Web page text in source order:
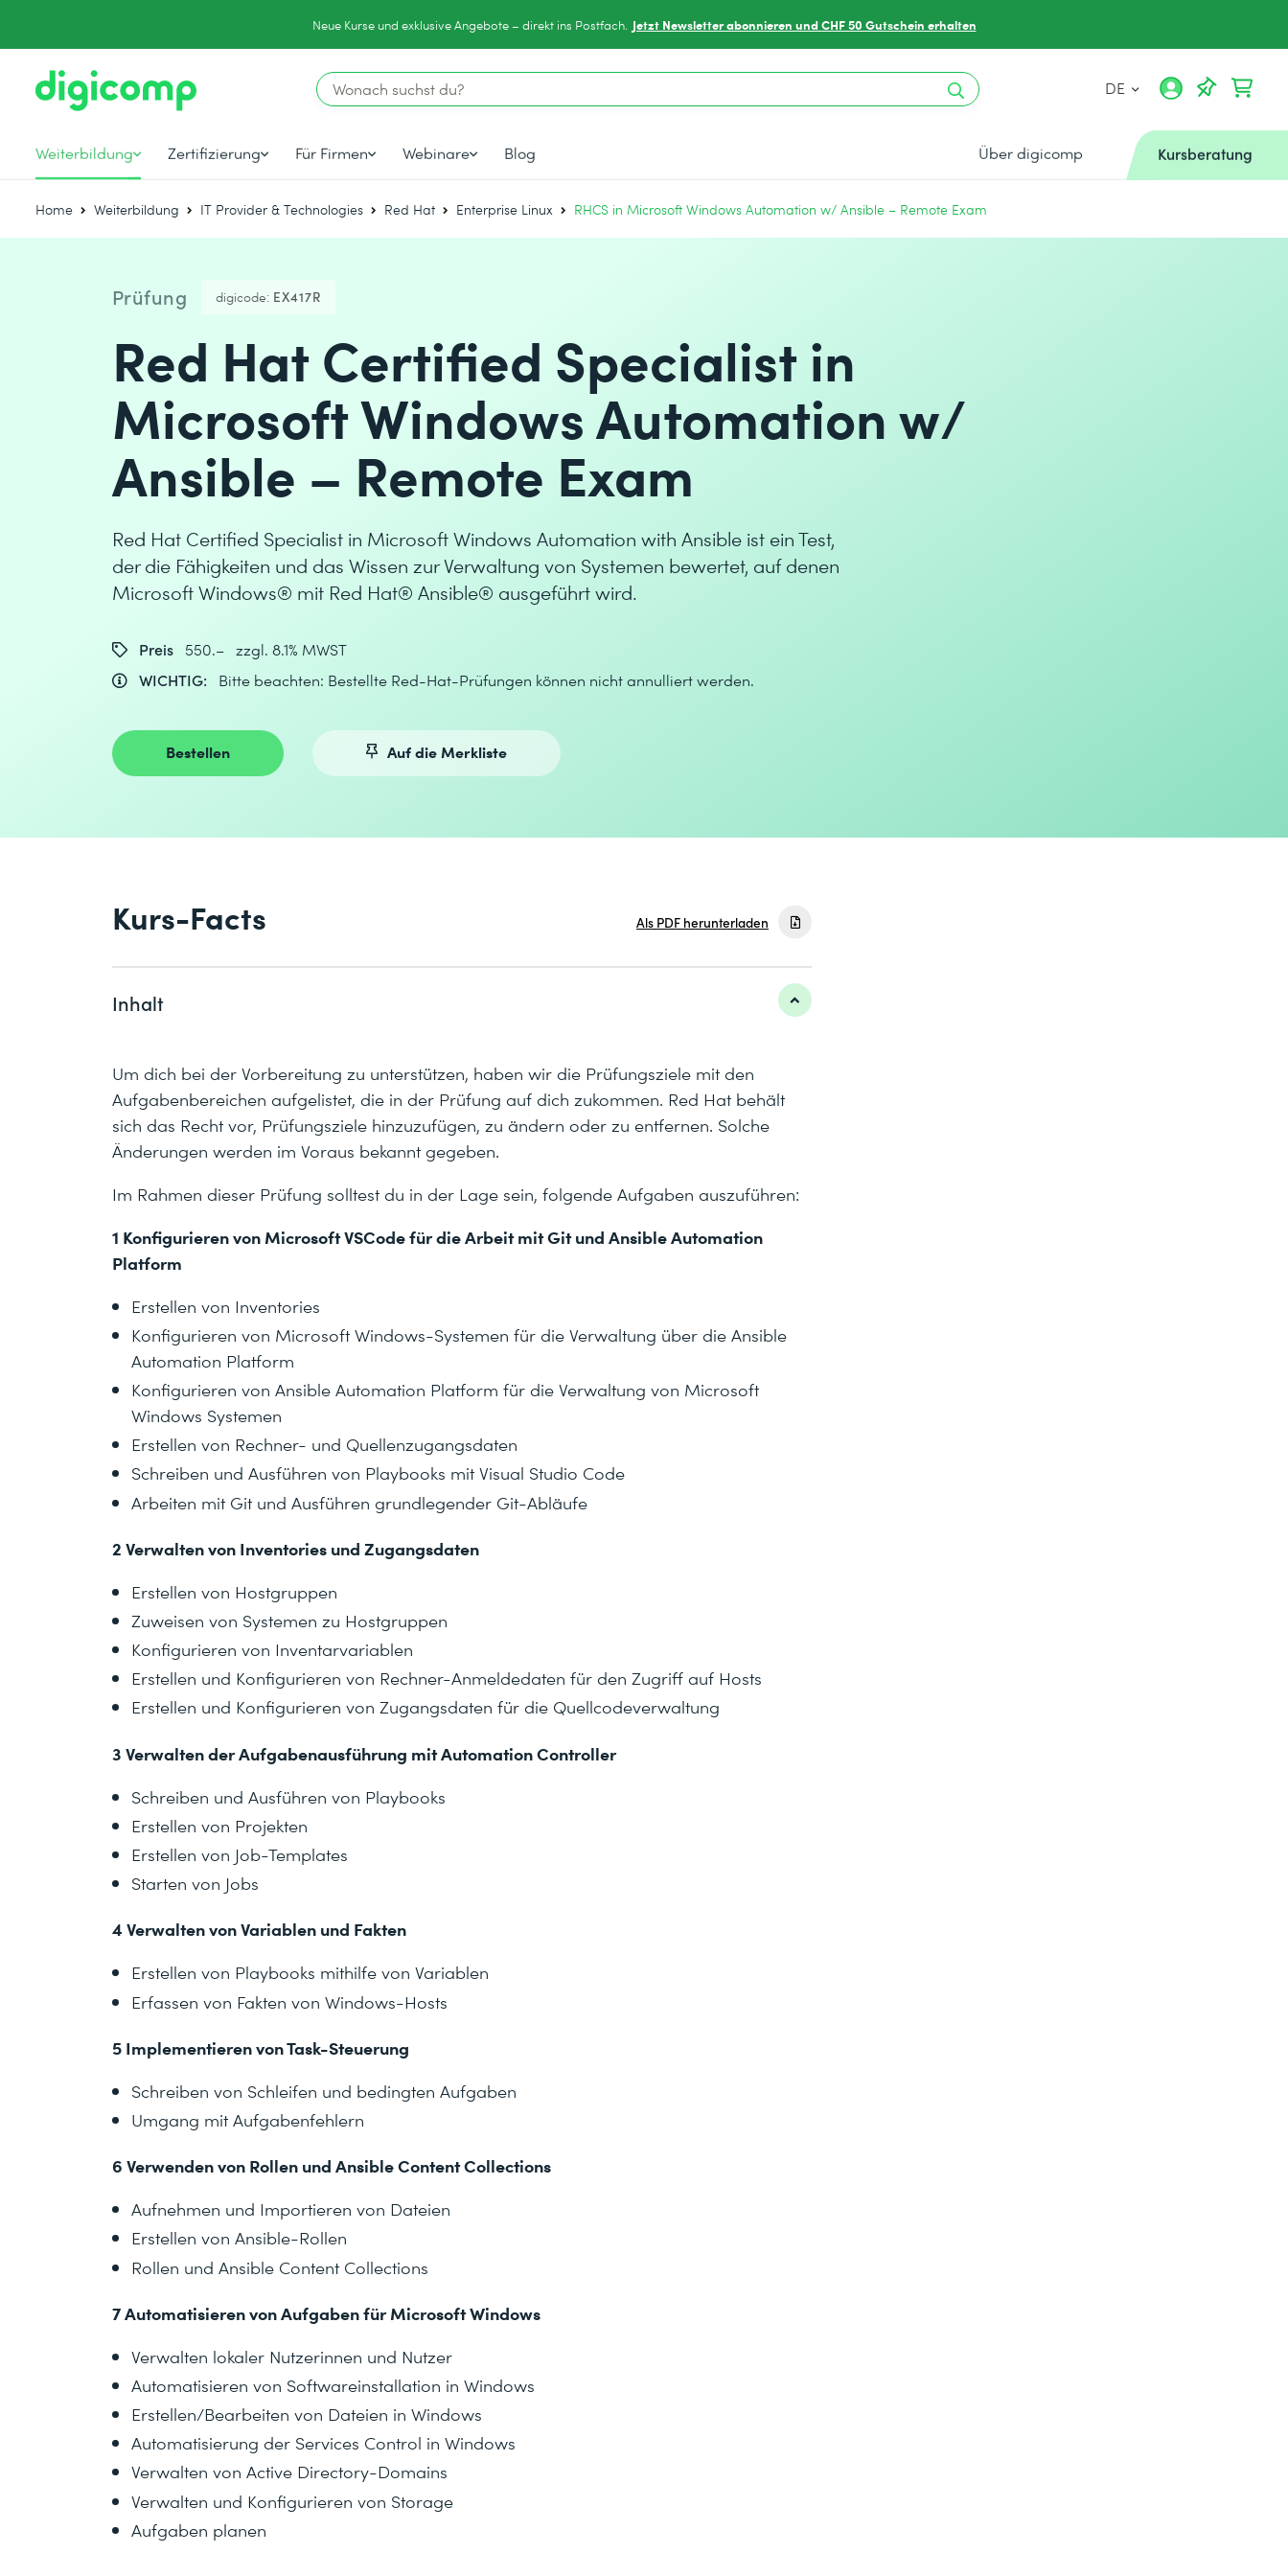
Neue Kurse und exklusive Angebote – direkt ins Postfach. Jetzt Newsletter abonnieren und CHF 50 Gutschein erhalten
DE
Weiterbildung Zertifizierung Für Firmen Webinare Blog Über digicomp Kursberatung
Home Weiterbildung IT Provider & Technologies Red Hat Enterprise Linux RHCS in Microsoft Windows Automation w/ Ansible – Remote Exam
Prüfung digicode: EX417R
Red Hat Certified Specialist in
Microsoft Windows Automation w/
Ansible – Remote Exam
Red Hat Certified Specialist in Microsoft Windows Automation with Ansible ist ein Test,
der die Fähigkeiten und das Wissen zur Verwaltung von Systemen bewertet, auf denen
Microsoft Windows® mit Red Hat® Ansible® ausgeführt wird.
Preis
550.– zzgl. 8.1% MWST
WICHTIG:
Bitte beachten: Bestellte Red-Hat-Prüfungen können nicht annulliert werden.
Bestellen Auf die Merkliste
Kurs-Facts Als PDF herunterladen
Inhalt
Um dich bei der Vorbereitung zu unterstützen, haben wir die Prüfungsziele mit den
Aufgabenbereichen aufgelistet, die in der Prüfung auf dich zukommen. Red Hat behält
sich das Recht vor, Prüfungsziele hinzuzufügen, zu ändern oder zu entfernen. Solche
Änderungen werden im Voraus bekannt gegeben.
Im Rahmen dieser Prüfung solltest du in der Lage sein, folgende Aufgaben auszuführen:
1 Konfigurieren von Microsoft VSCode für die Arbeit mit Git und Ansible Automation
Platform
Erstellen von Inventories
Konfigurieren von Microsoft Windows-Systemen für die Verwaltung über die Ansible
Automation Platform
Konfigurieren von Ansible Automation Platform für die Verwaltung von Microsoft
Windows Systemen
Erstellen von Rechner- und Quellenzugangsdaten
Schreiben und Ausführen von Playbooks mit Visual Studio Code
Arbeiten mit Git und Ausführen grundlegender Git-Abläufe
2 Verwalten von Inventories und Zugangsdaten
Erstellen von Hostgruppen
Zuweisen von Systemen zu Hostgruppen
Konfigurieren von Inventarvariablen
Erstellen und Konfigurieren von Rechner-Anmeldedaten für den Zugriff auf Hosts
Erstellen und Konfigurieren von Zugangsdaten für die Quellcodeverwaltung
3 Verwalten der Aufgabenausführung mit Automation Controller
Schreiben und Ausführen von Playbooks
Erstellen von Projekten
Erstellen von Job-Templates
Starten von Jobs
4 Verwalten von Variablen und Fakten
Erstellen von Playbooks mithilfe von Variablen
Erfassen von Fakten von Windows-Hosts
5 Implementieren von Task-Steuerung
Schreiben von Schleifen und bedingten Aufgaben
Umgang mit Aufgabenfehlern
6 Verwenden von Rollen und Ansible Content Collections
Aufnehmen und Importieren von Dateien
Erstellen von Ansible-Rollen
Rollen und Ansible Content Collections
7 Automatisieren von Aufgaben für Microsoft Windows
Verwalten lokaler Nutzerinnen und Nutzer
Automatisieren von Softwareinstallation in Windows
Erstellen/Bearbeiten von Dateien in Windows
Automatisierung der Services Control in Windows
Verwalten von Active Directory-Domains
Verwalten und Konfigurieren von Storage
Aufgaben planen